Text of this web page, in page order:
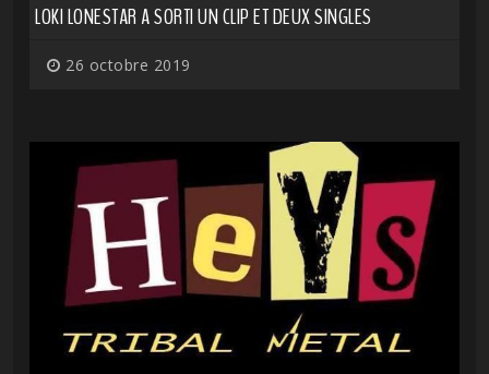
LOKI LONESTAR A SORTI UN CLIP ET DEUX SINGLES
26 octobre 2019